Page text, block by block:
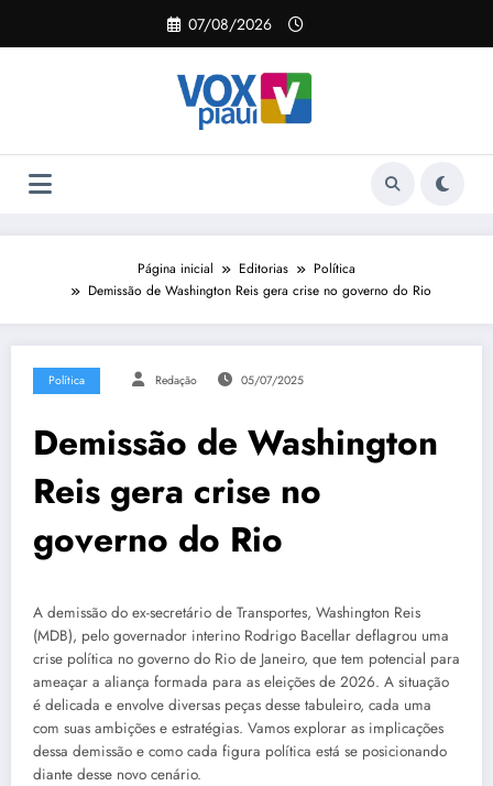
o
07/08/2026
Página inicial Editorias
Política
Demissão de Washington Reis gera crise no governo do Rio
Política Redação 05/07/2025
Demissão de Washington
Reis gera crise no
governo do Rio
A demissão do ex-secretário de Transportes, Washington Reis
(MDB), pelo governador interino Rodrigo Bacellar deflagrou uma
crise política no governo do Rio de Janeiro, que tem potencial para
ameaçar a aliança formada para as eleições de 2026. A situação
é delicada e envolve diversas peças desse tabuleiro, cada uma
com suas ambições e estratégias. Vamos explorar as implicações
dessa demissão e como cada figura política está se posicionando
diante desse novo cenário.